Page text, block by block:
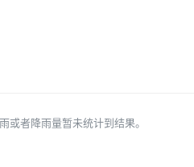
或者降雨量暂未统计到结果。